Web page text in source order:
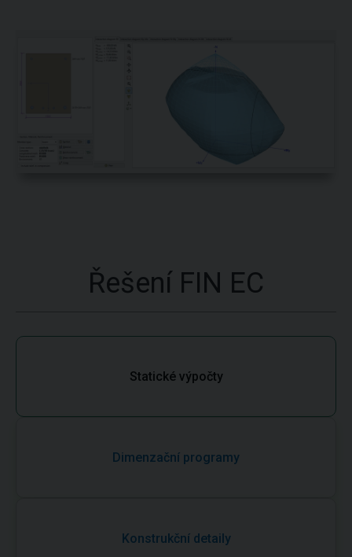
Řešení FIN EC
Statické výpočty
Dimenzační programy
Konstrukční detaily